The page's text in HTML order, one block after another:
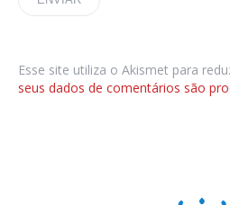
Esse site utiliza o Akismet para
seus dados de comentários são